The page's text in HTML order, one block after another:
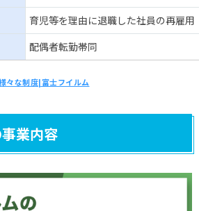
育児等を理由に退職した社員の再雇用
配偶者転勤帯同
々な制度|富士フイルム
業内容